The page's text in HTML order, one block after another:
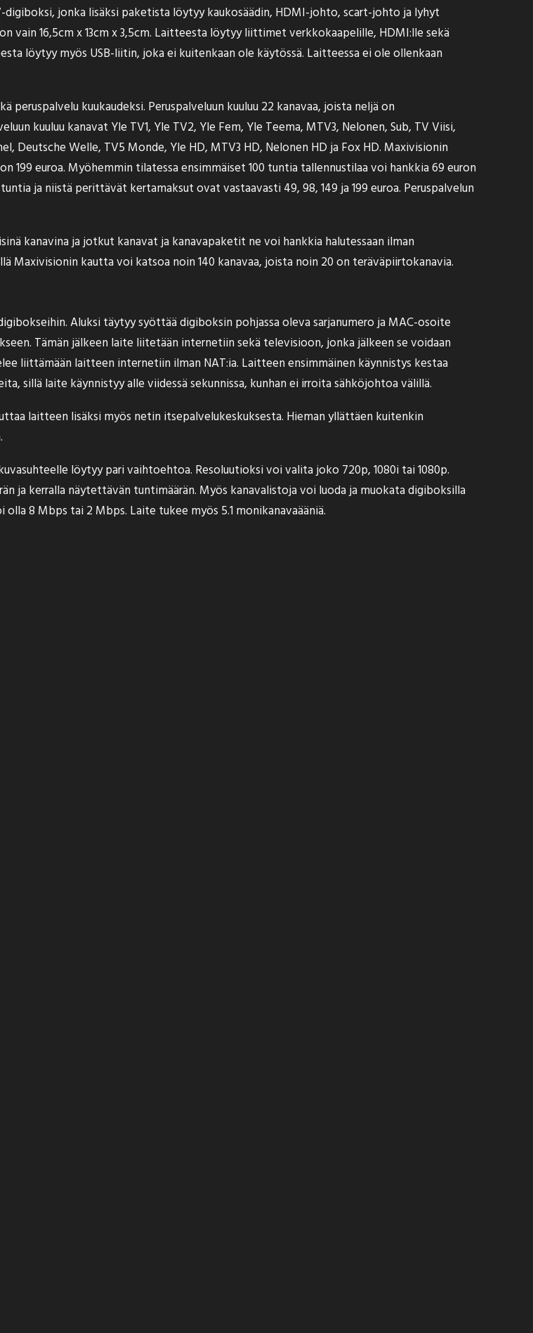
jonka lisäksi paketista löytyy kaukosäädin, HDMI-johto, scart-johto ja lyhyt
vain 16,5cm x 13cm x 3,5cm. Laitteesta löytyy liittimet verkkokaapelille, HDMI:lle sekä
löytyy myös USB-liitin, joka ei kuitenkaan ole käytössä. Laitteessa ei ole ollenkaan
kuukaudeksi. Peruspalveluun kuuluu 22 kanavaa, joista neljä on
kuuluu kanavat Yle TV1, Yle TV2, Yle Fem, Yle Teema, MTV3, Nelonen, Sub, TV Viisi,
Deutsche Welle, TV5 Monde, Yle HD, MTV3 HD, Nelonen HD ja Fox HD. Maxivisionin
euroa. Myöhemmin tilatessa ensimmäiset 100 tuntia tallennustilaa voi hankkia 69 euron
ja niistä perittävät kertamaksut ovat vastaavasti 49, 98, 149 ja 199 euroa. Peruspalvelun
kanavina ja jotkut kanavat ja kanavapaketit ne voi hankkia halutessaan ilman
Maxivisionin kautta voi katsoa noin 140 kanavaa, joista noin 20 on teräväpiirtokanavia.
Aluksi täytyy syöttää digiboksin pohjassa oleva sarjanumero ja MAC-osoite
Tämän jälkeen laite liitetään internetiin sekä televisioon, jonka jälkeen se voidaan
liittämään laitteen internetiin ilman NAT:ia. Laitteen ensimmäinen käynnistys kestaa
sillä laite käynnistyy alle viidessä sekunnissa, kunhan ei irroita sähköjohtoa välillä.
laitteen lisäksi myös netin itsepalvelukeskuksesta. Hieman yllättäen kuitenkin
löytyy pari vaihtoehtoa. Resoluutioksi voi valita joko 720p, 1080i tai 1080p.
ja kerralla näytettävän tuntimäärän. Myös kanavalistoja voi luoda ja muokata digiboksilla
8 Mbps tai 2 Mbps. Laite tukee myös 5.1 monikanavaääniä.